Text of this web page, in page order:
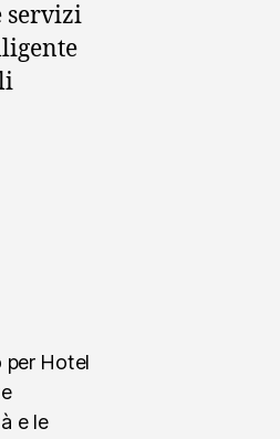
servizi
per Hotel
e le